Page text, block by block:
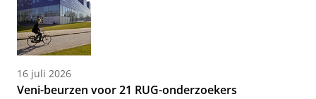
16 juli 2026
Veni-beurzen voor 21 RUG-onderzoekers